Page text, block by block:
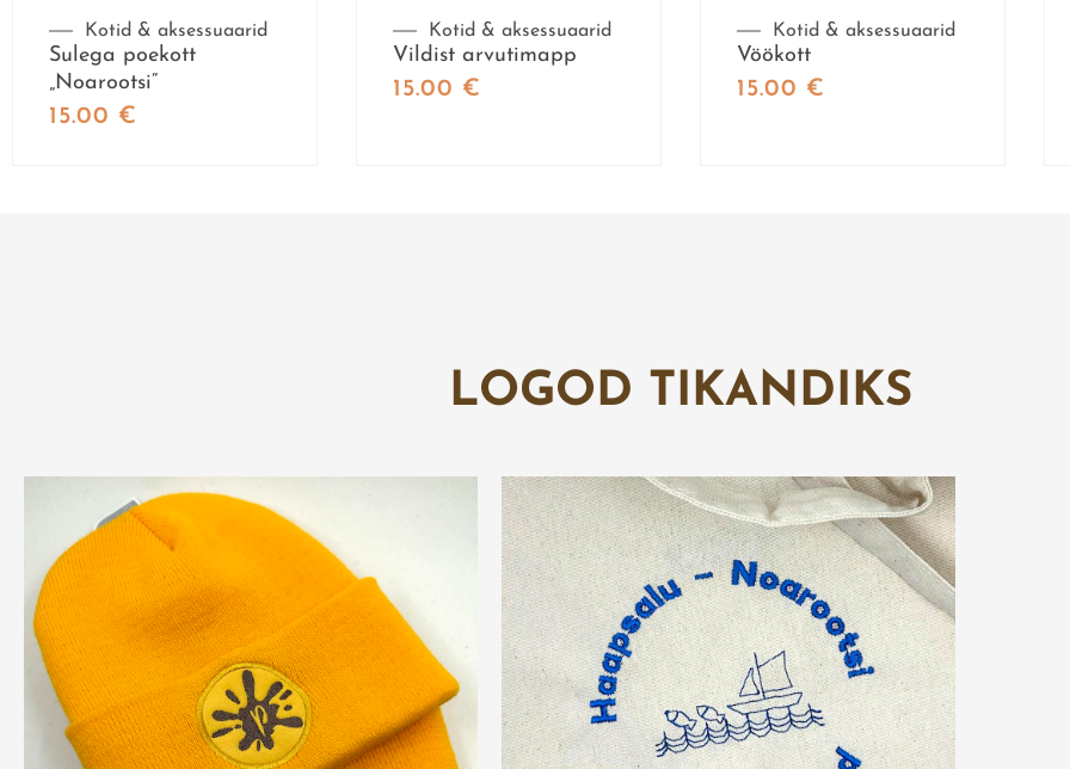
Kotid & aksessuaarid
Sulega poekott
„Noarootsi“
15.00 €
Kotid & aksessuaarid
Vildist arvutimapp
15.00 €
Kotid & aksessuaarid
Vöökott
15.00 €
LOGOD TIKANDIKS